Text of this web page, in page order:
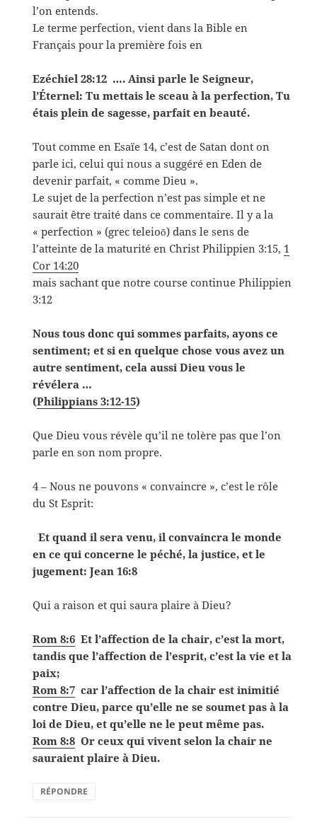
l’on entends.
Le terme perfection, vient dans la Bible en
Français pour la première fois en
Ezéchiel 28:12 …. Ainsi parle le Seigneur,
l’Éternel: Tu mettais le sceau à la perfection, Tu
étais plein de sagesse, parfait en beauté.
Tout comme en Esaïe 14, c’est de Satan dont on
parle ici, celui qui nous a suggéré en Eden de
devenir parfait, « comme Dieu ».
Le sujet de la perfection n’est pas simple et ne
saurait être traité dans ce commentaire. Il y a la
« perfection » (grec teleioō) dans le sens de
l’atteinte de la maturité en Christ Philippien 3:15, 1
Cor 14:20
mais sachant que notre course continue Philippien
3:12
Nous tous donc qui sommes parfaits, ayons ce
sentiment; et si en quelque chose vous avez un
autre sentiment, cela aussi Dieu vous le
révélera …
(Philippians 3:12-15)
Que Dieu vous révèle qu’il ne tolère pas que l’on
parle en son nom propre.
4 – Nous ne pouvons « convaincre », c’est le rôle
du St Esprit:
Et quand il sera venu, il convaincra le monde
en ce qui concerne le péché, la justice, et le
jugement: Jean 16:8
Qui a raison et qui saura plaire à Dieu?
Rom 8:6 Et l’affection de la chair, c’est la mort,
tandis que l’affection de l’esprit, c’est la vie et la
paix;
Rom 8:7 car l’affection de la chair est inimitié
contre Dieu, parce qu’elle ne se soumet pas à la
loi de Dieu, et qu’elle ne le peut même pas.
Rom 8:8 Or ceux qui vivent selon la chair ne
sauraient plaire à Dieu.
RÉPONDRE